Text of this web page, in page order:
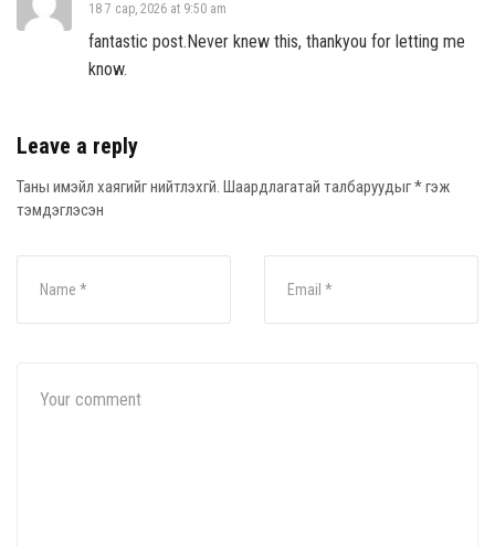
18 7 сар, 2026 at 9:50 am
fantastic post.Never knew this, thankyou for letting me
know.
Leave a reply
Таны имэйл хаягийг нийтлэхгүй. Шаардлагатай талбаруудыг*гэж
тэмдэглэсэн